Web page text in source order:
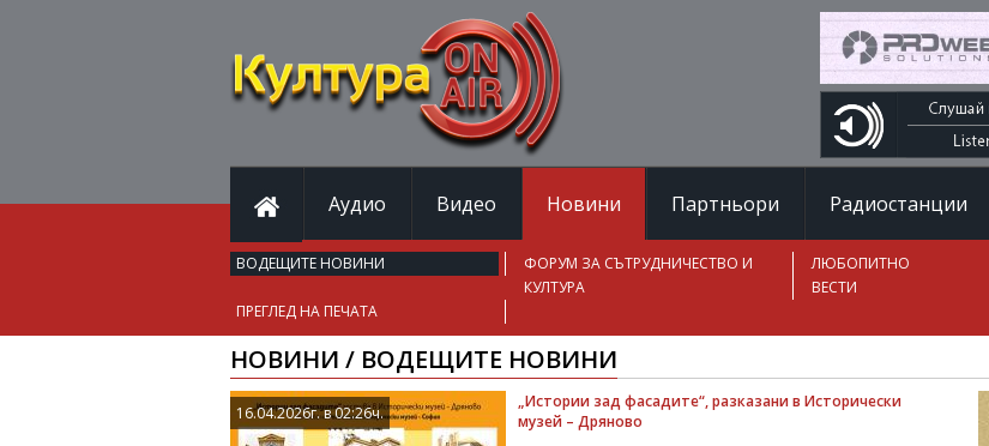
Аудио Видео Новини Партньори Радиостанции
ВОДЕЩИТЕ НОВИНИ
ФОРУМ ЗА СЪТРУДНИЧЕСТВО И
КУЛТУРА
ЛЮБОПИТНО
ВЕСТИ
ПРЕГЛЕД НА ПЕЧАТА
НОВИНИ / ВОДЕЩИТЕ НОВИНИ
16.04.2026г. в 02:26ч.
„Истории зад фасадите“, разказани в Исторически
музей – Дряново